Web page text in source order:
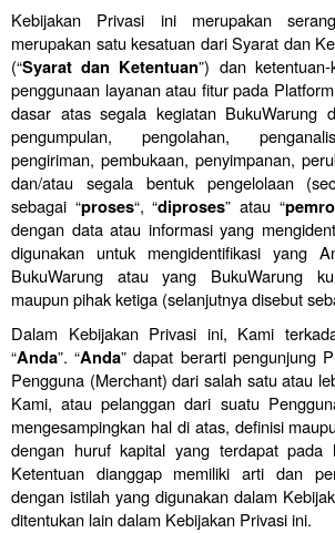
Kebijakan Privasi ini merupakan
merupakan satu kesatuan dari Syarat dan
(“Syarat dan Ketentuan”) dan
penggunaan layanan atau fitur pada
dasar atas segala kegiatan BukuWarung
pengumpulan, pengolahan,
pengiriman, pembukaan, penyimpanan,
dan/atau segala bentuk pengelolaan
sebagai “proses“, “diproses” atau “
dengan data atau informasi yang
digunakan untuk mengidentifikasi yang
BukuWarung atau yang BukuWarung
maupun pihak ketiga (selanjutnya disebut
Dalam Kebijakan Privasi ini, Kami
“Anda”. “Anda” dapat berarti pengunjung
Pengguna (Merchant) dari salah satu atau
Kami, atau pelanggan dari suatu
mengesampingkan hal di atas, definisi
dengan huruf kapital yang terdapat pada
Ketentuan dianggap memiliki arti dan
dengan istilah yang digunakan dalam
ditentukan lain dalam Kebijakan Privasi ini.